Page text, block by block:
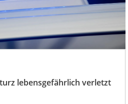
lebensgefährlich verletzt